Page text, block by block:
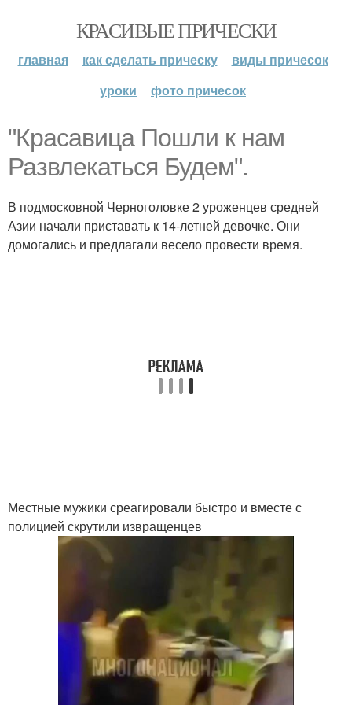
КРАСИВЫЕ ПРИЧЕСКИ
главная как сделать прическу
виды причесок
уроки
фото причесок
"Красавица Пошли к нам
Развлекаться Будем".
В подмосковной Черноголовке 2 уроженцев средней
Азии начали приставать к 14-летней девочке. Они
домогались и предлагали весело провести время.
Местные мужики среагировали быстро и вместе с
полицией скрутили извращенцев